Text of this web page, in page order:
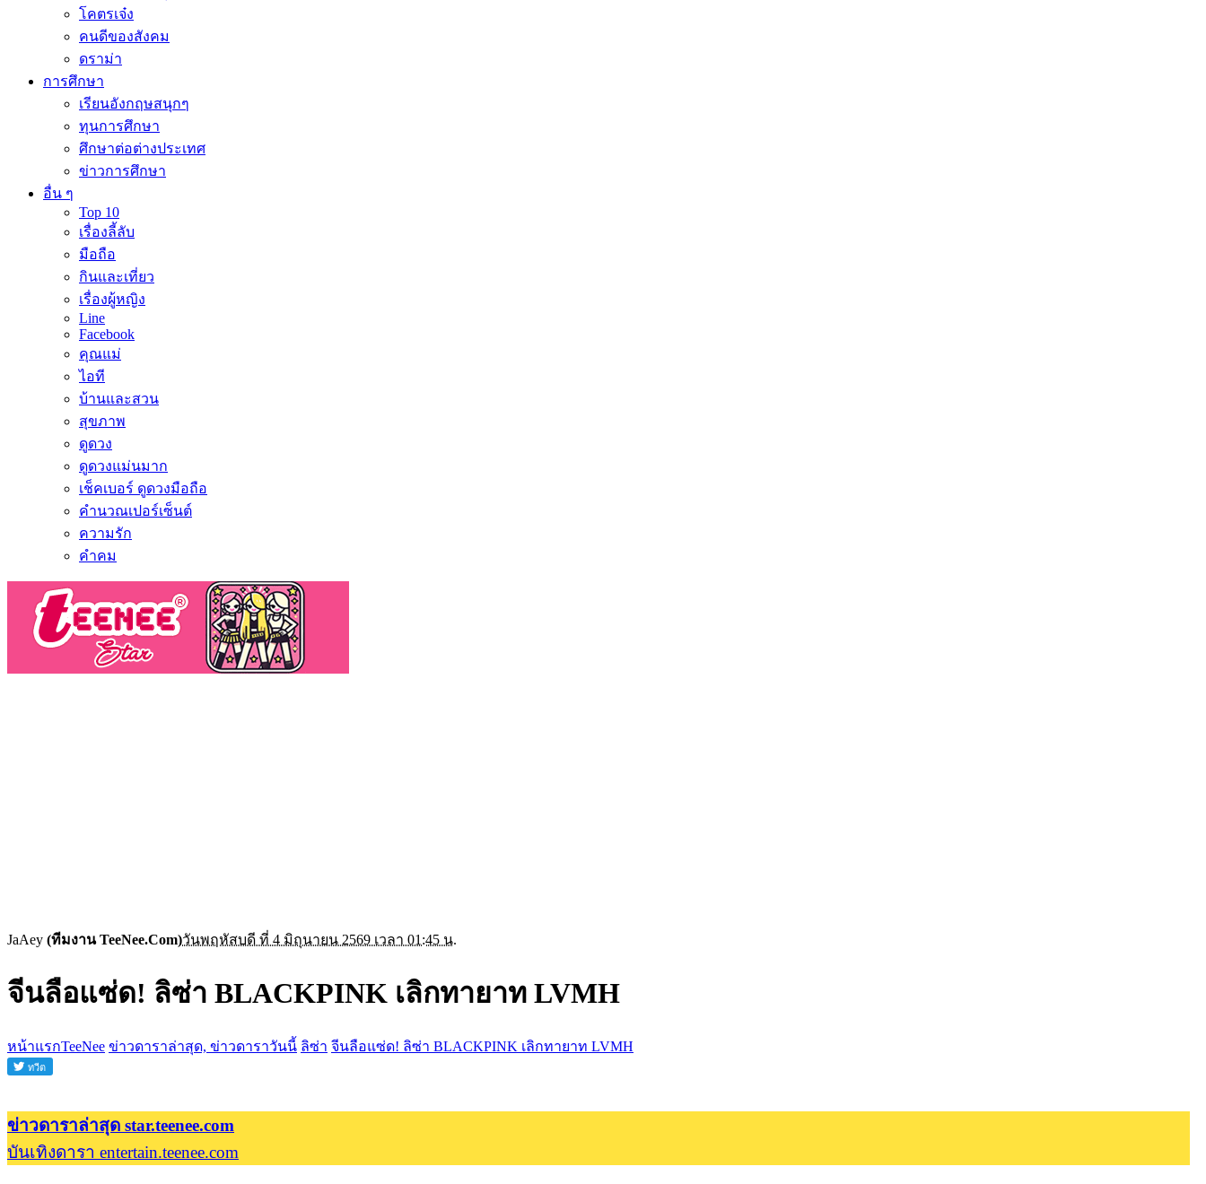
โคตรเจ๋ง
คนดีของสังคม
ดราม่า
การศึกษา
เรียนอังกฤษสนุกๆ
ทุนการศึกษา
ศึกษาต่อต่างประเทศ
ข่าวการศึกษา
อื่น ๆ
Top 10
เรื่องลี้ลับ
มือถือ
กินและเที่ยว
เรื่องผู้หญิง
Line
Facebook
คุณแม่
ไอที
บ้านและสวน
สุขภาพ
ดูดวง
ดูดวงแม่นมาก
เช็คเบอร์ ดูดวงมือถือ
คำนวณเปอร์เซ็นต์
ความรัก
คำคม
JaAey (ทีมงาน TeeNee.Com)วันพฤหัสบดี ที่ 4 มิถุนายน 2569 เวลา 01:45 น.
จีนลือแซ่ด! ลิซ่า BLACKPINK เลิกทายาท LVMH
หน้าแรกTeeNee ข่าวดาราล่าสุด, ข่าวดาราวันนี้ ลิซ่า จีนลือแซ่ด! ลิซ่า BLACKPINK เลิกทายาท LVMH
ข่าวดาราล่าสุด star.teenee.com
บันเทิงดารา entertain.teenee.com